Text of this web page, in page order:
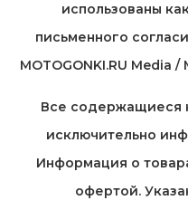
использованы
письменного
MOTOGONKI.RU Media
Все содержащиеся
исключительно
Информация о
офертой.